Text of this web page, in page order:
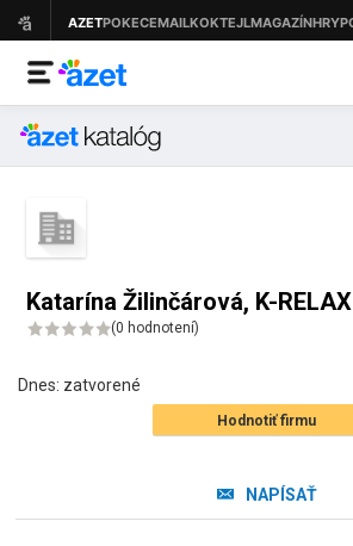
Katarína Žilinčárová, K-RELAX
(0 hodnotení)
Dnes: zatvorené
Hodnotiť firmu
NAPÍSAŤ